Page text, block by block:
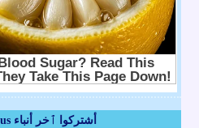
Abonnez-vous أشتركوا ٱخر أنباء